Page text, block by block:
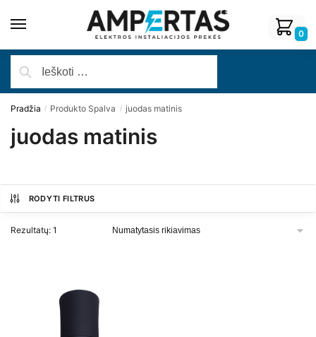
0
Pradžia / Produkto Spalva / juodas matinis
juodas matinis
RODYTI FILTRUS
Rezultatų: 1